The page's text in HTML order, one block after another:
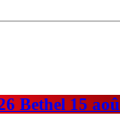
Bethel 15